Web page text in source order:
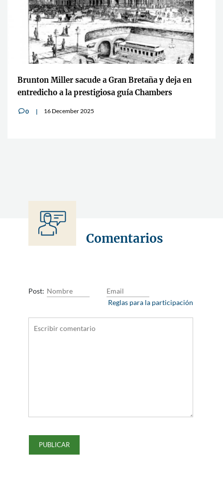
Brunton Miller sacude a Gran Bretaña y deja en
entredicho a la prestigiosa guía Chambers
v0 16 December 2025
Comentarios
Post:
Reglas para la participación